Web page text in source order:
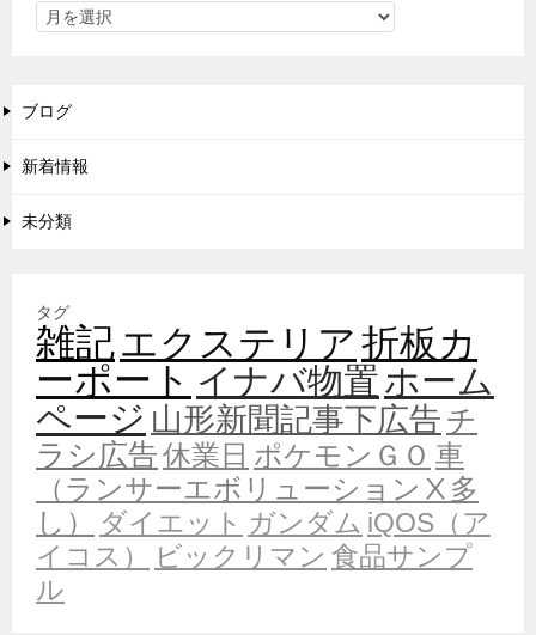
ブログ
新着情報
未分類
タグ
雑記エクステリア折板カ
ーポート イナバ物置ホーム
ページ 山形新聞記事下広告 チ
ラシ広告休業日 ポケモンＧＯ 車
（ランサーエボリューションⅩ多
し）
ダイエット ガンダム iQOS（ア
イコス）
ビックリマン 食品サンプ
ル